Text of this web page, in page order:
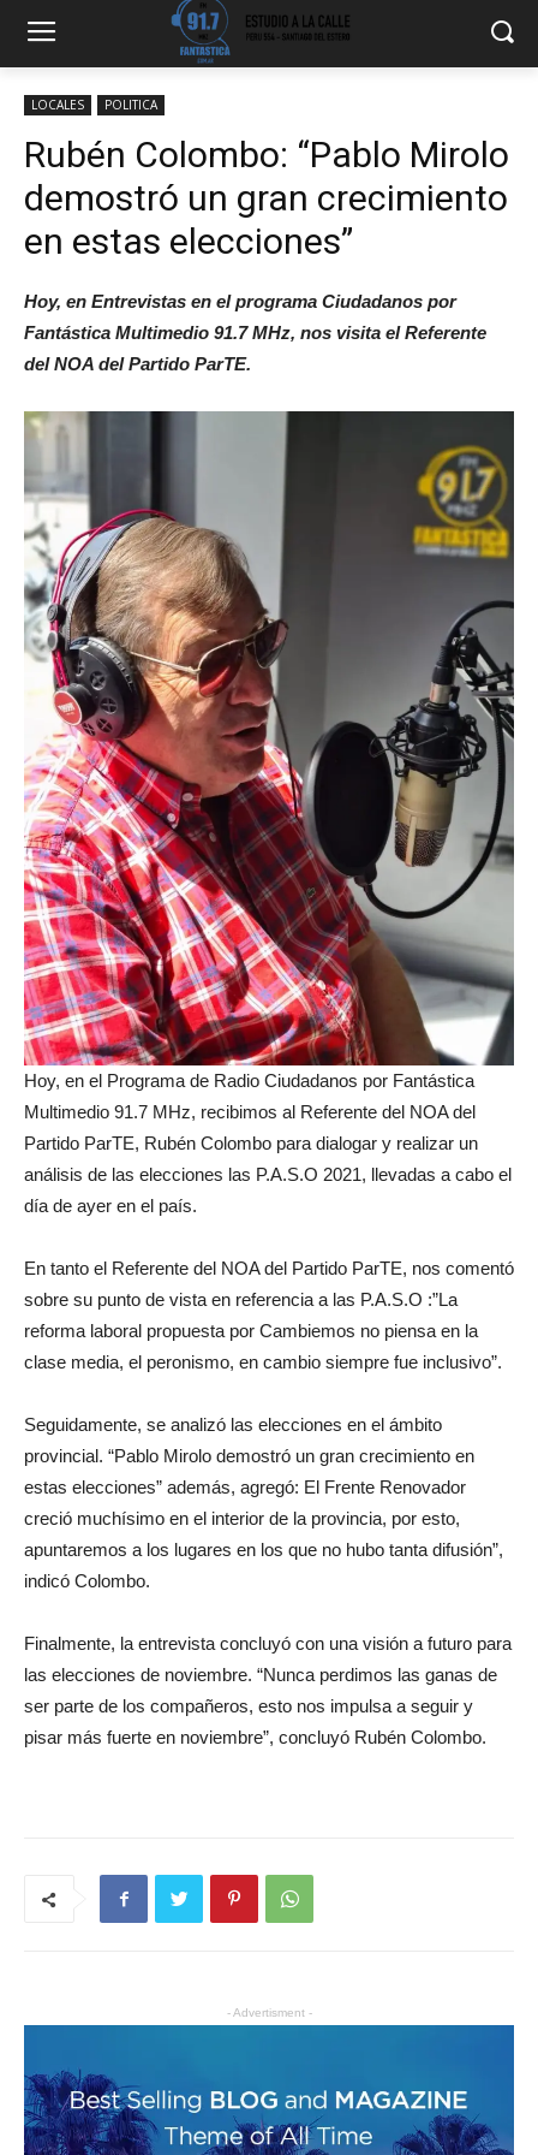
LOCALES POLITICA
Rubén Colombo: “Pablo Mirolo
demostró un gran crecimiento
en estas elecciones”
Hoy, en Entrevistas en el programa Ciudadanos por
Fantástica Multimedio 91.7 MHz, nos visita el Referente
del NOA del Partido ParTE.
Hoy, en el Programa de Radio Ciudadanos por Fantástica
Multimedio 91.7 MHz, recibimos al Referente del NOA del
Partido ParTE, Rubén Colombo para dialogar y realizar un
análisis de las elecciones las P.A.S.O 2021, llevadas a cabo el
día de ayer en el país.
En tanto el Referente del NOA del Partido ParTE, nos comentó
sobre su punto de vista en referencia a las P.A.S.O :”La
reforma laboral propuesta por Cambiemos no piensa en la
clase media, el peronismo, en cambio siempre fue inclusivo”.
Seguidamente, se analizó las elecciones en el ámbito
provincial. “Pablo Mirolo demostró un gran crecimiento en
estas elecciones” además, agregó: El Frente Renovador
creció muchísimo en el interior de la provincia, por esto,
apuntaremos a los lugares en los que no hubo tanta difusión”,
indicó Colombo.
Finalmente, la entrevista concluyó con una visión a futuro para
las elecciones de noviembre. “Nunca perdimos las ganas de
ser parte de los compañeros, esto nos impulsa a seguir y
pisar más fuerte en noviembre”, concluyó Rubén Colombo.
- Advertisment -